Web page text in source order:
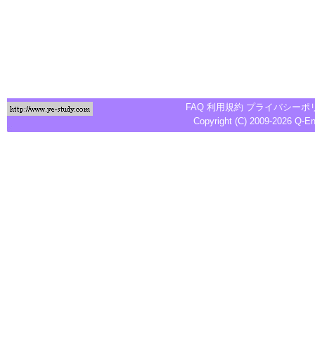
FAQ 利用規約 プライバシーポ
Copyright (C) 2009-2026 Q-